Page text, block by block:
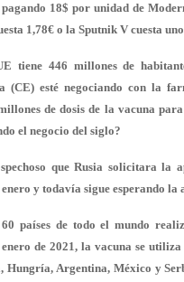
pagando 18$ por unidad de
1,78€ o la Sputnik V cuesta
tiene 446 millones de
(CE) esté negociando con la
de dosis de la vacuna
el negocio del siglo?
que Rusia solicitara la
y todavía sigue esperando
países de todo el mundo
de 2021, la vacuna se
Hungría, Argentina, México y